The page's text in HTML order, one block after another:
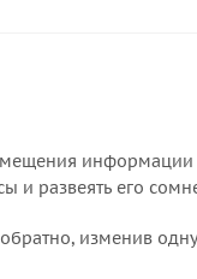
информации
и развеять его
изменив